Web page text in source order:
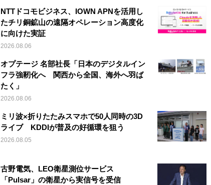
NTTドコモビジネス、IOWN APNを活用し
たチリ銅鉱山の遠隔オペレーション高度化
に向けた実証
2026.08.06
オプテージ 名部社長「日本のデジタルイン
フラ強靭化へ 関西から全国、海外へ羽ば
たく」
2026.08.06
ミリ波×折りたたみスマホで50人同時の3D
ライブ KDDIが普及の好循環を狙う
2026.08.05
古野電気、LEO衛星測位サービス
「Pulsar」の衛星から実信号を受信